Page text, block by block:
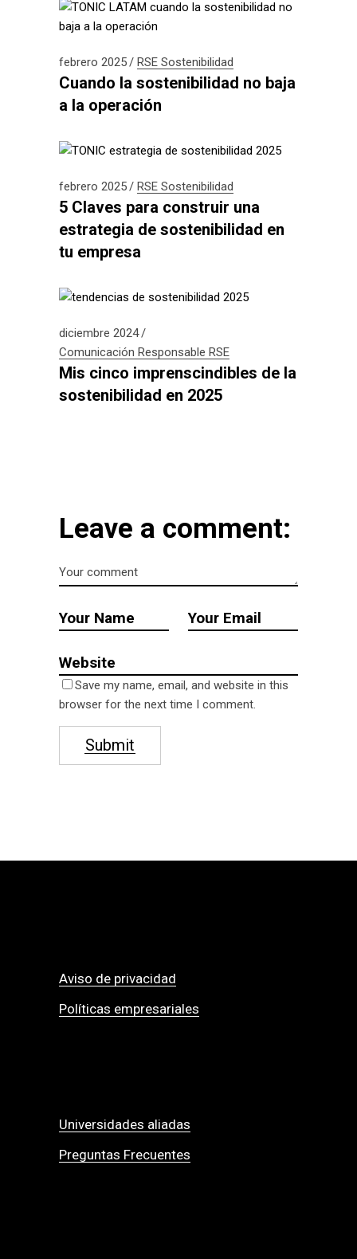
febrero 2025 RSE Sostenibilidad
Cuando la sostenibilidad no baja
a la operación
febrero 2025 RSE Sostenibilidad
5 Claves para construir una
estrategia de sostenibilidad en
tu empresa
diciembre 2024
Comunicación Responsable RSE
Mis cinco imprenscindibles de la
sostenibilidad en 2025
Leave a comment:
Save my name, email, and website in this
browser for the next time I comment.
Submit
Aviso de privacidad
Políticas empresariales
Universidades aliadas
Preguntas Frecuentes